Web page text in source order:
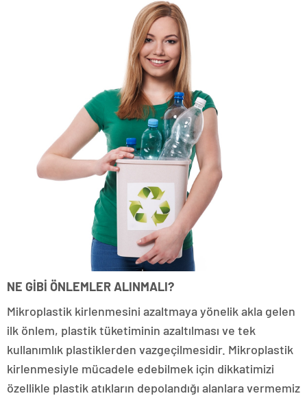
NE GİBİ ÖNLEMLER ALINMALI?
Mikroplastik kirlenmesini azaltmaya yönelik akla gelen
ilk önlem, plastik tüketiminin azaltılması ve tek
kullanımlık plastiklerden vazgeçilmesidir. Mikroplastik
kirlenmesiyle mücadele edebilmek için dikkatimizi
özellikle plastik atıkların depolandığı alanlara vermemiz